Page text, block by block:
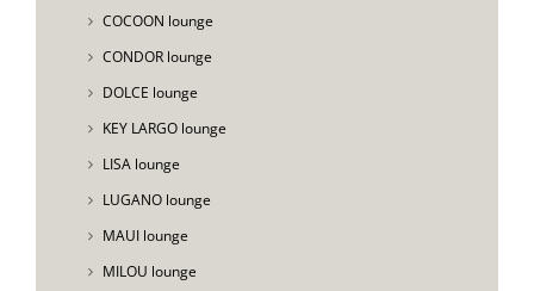
COCOON lounge
CONDOR lounge
DOLCE lounge
KEY LARGO lounge
LISA lounge
LUGANO lounge
MAUI lounge
MILOU lounge